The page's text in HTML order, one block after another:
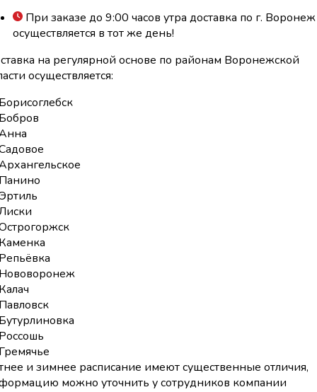
При заказе до 9:00 часов утра доставка по г. Воронеж
осуществляется в тот же день!
на регулярной основе по районам Воронежской
осуществляется:
и зимнее расписание имеют существенные отличия,
можно уточнить у сотрудников компании